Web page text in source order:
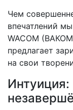
Чем
впечатлений
WACOM
предлагает
на свои
Интуиция: